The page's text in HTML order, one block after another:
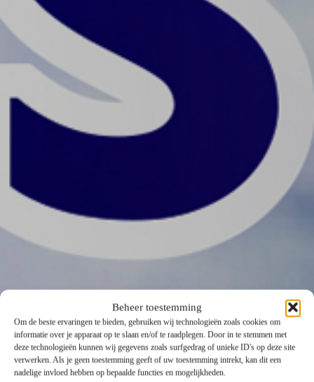
Beheer toestemming
Om de beste ervaringen te bieden, gebruiken wij technologieën zoals cookies om
informatie over je apparaat op te slaan en/of te raadplegen. Door in te stemmen met
deze technologieën kunnen wij gegevens zoals surfgedrag of unieke ID's op deze site
verwerken. Als je geen toestemming geeft of uw toestemming intrekt, kan dit een
nadelige invloed hebben op bepaalde functies en mogelijkheden.